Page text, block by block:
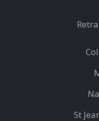
St